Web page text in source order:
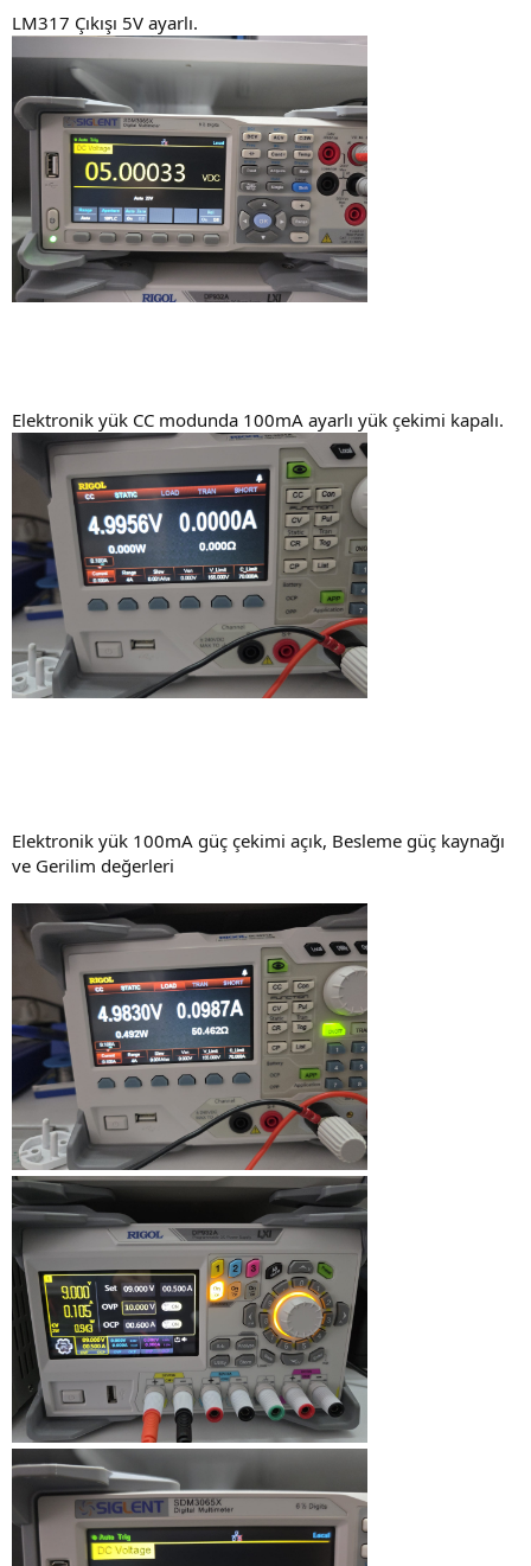
LM317 Çıkışı 5V ayarlı.
Elektronik yük CC modunda 100mA ayarlı yük çekimi kapalı.
Elektronik yük 100mA güç çekimi açık, Besleme güç kaynağı
ve Gerilim değerleri